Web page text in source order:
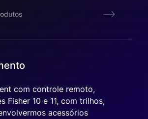
com controle remoto,
Fisher 10 e 11, com trilhos,
acessórios